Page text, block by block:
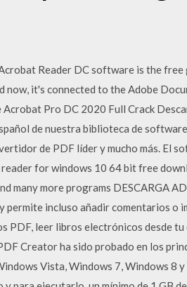
Reader DC software is the
now, it's connected to the Adobe
Acrobat Pro DC 2020 Full Crack
de nuestra biblioteca de
de PDF líder y mucho más. El
reader for windows 10 64 bit free
many more programs DESCARGA
permite incluso añadir comentarios o
PDF, leer libros electrónicos desde
Creator ha sido probado en los
Vista, Windows 7, Windows 8